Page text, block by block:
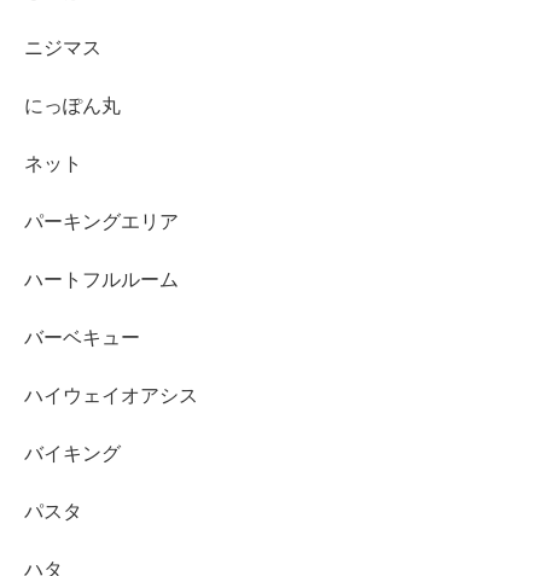
ニジマス
にっぽん丸
ネット
パーキングエリア
ハートフルルーム
バーベキュー
ハイウェイオアシス
バイキング
パスタ
ハタ